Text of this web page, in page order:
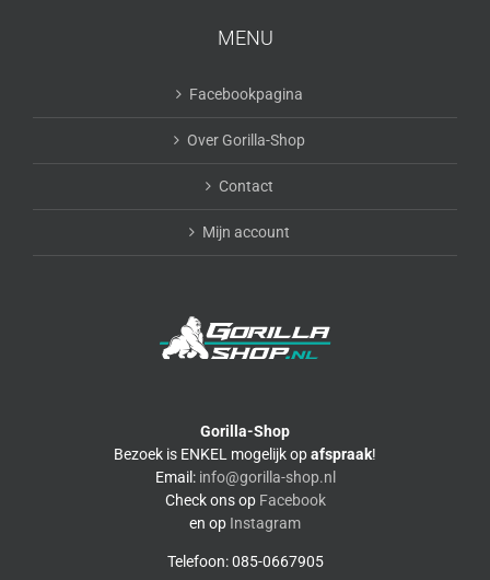
MENU
Facebookpagina
Over Gorilla-Shop
Contact
Mijn account
Gorilla-Shop
Bezoek is ENKEL mogelijk opafspraak!
Email: info@gorilla-shop.nl
Check ons op Facebook
en op Instagram
Telefoon: 085-0667905